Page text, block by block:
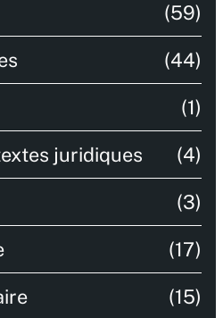
(59)
(44)
(1)
juridiques (4)
(3)
(17)
(15)